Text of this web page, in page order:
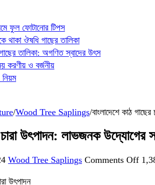
ফুল ফোটানোর টিপস
থাকা ঔষধি গাছের তালিকা
তালিকা: অগণিত স্বাদের উৎস
করণীয় ও বর্জনীয়
/Wood Tree Saplings/বাংলাদেশে কাঠ
চারা উৎপাদন: লাভজনক উদ্যোগের
Wood Tree Saplings Comments Offon